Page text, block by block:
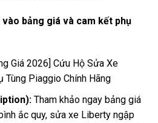
bảng giá và cam kết phụ
Giá 2026] Cứu Hộ Sửa Xe
Tùng Piaggio Chính Hãng
Tham khảo ngay bảng giá
ắc quy, sửa xe Liberty ngập